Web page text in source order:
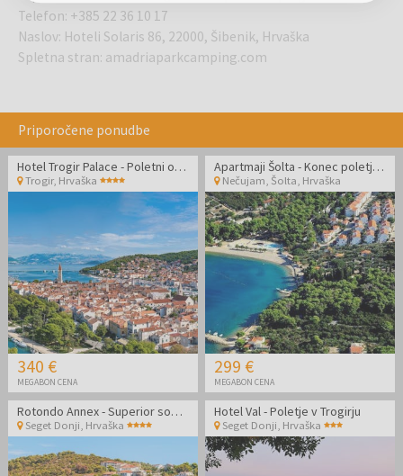
Telefon: +385 22 36 10 17
Naslov: Hoteli Solaris 86, 22000, Šibenik, Hrvaška
Spletna stran: amadriaparkcamping.com
Priporočene ponudbe
Hotel Trogir Palace - Poletni oddih v Dalmaciji
Trogir, Hrvaška
340 €
MEGABON CENA
Apartmaji Šolta - Konec poletja na Šolti
Nečujam, Šolta Hrvaška
299 €
MEGABON CENA
Rotondo Annex - Superior soba - Poletje v Dalmaciji
Seget Donji Hrvaška
Hotel Val - Poletje v Trogirju
Seget Donji Hrvaška